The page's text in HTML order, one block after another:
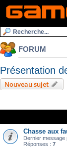
FORUM
Présentation
Nouveau sujet
Chasse aux
Dernier message
Réponses : 7